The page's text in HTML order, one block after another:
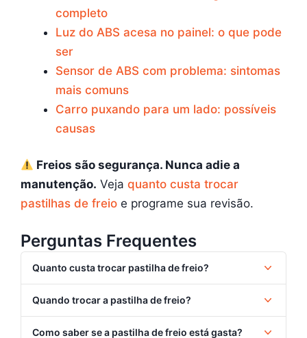
completo
Luz do ABS acesa no painel: o que pode
ser
Sensor de ABS com problema: sintomas
mais comuns
Carro puxando para um lado: possíveis
causas
Freios são segurança. Nunca adie a
manutenção. Veja quanto custa trocar
pastilhas de freio e programe sua revisão.
Perguntas Frequentes
Quanto custa trocar pastilha de freio?
Quando trocar a pastilha de freio?
Como saber se a pastilha de freio está gasta?